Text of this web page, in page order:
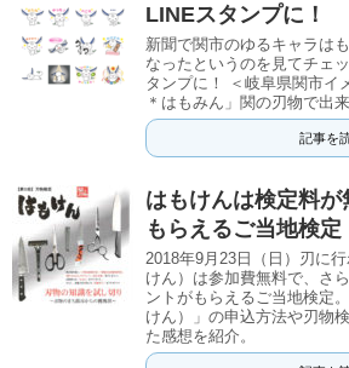
LINEスタンプに！
新聞で関市のゆるキャラは
なったというのを見てチェ
タンプに！ ＜岐阜県関市イ
＊はもみん」関の刃物で出
記事を
はもけんは検定料
もらえるご当地検定
2018年9月23日（日）刃に
けん）は参加費無料で、さ
ントがもらえるご当地検定
けん）」の申込方法や刃物
た感想を紹介。